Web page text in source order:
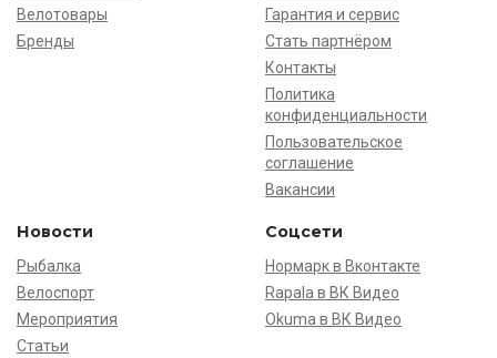
Велотовары
Бренды
Гарантия и сервис
Стать партнёром
Контакты
Политика
конфиденциальности
Пользовательское
соглашение
Вакансии
Новости
Рыбалка
Велоспорт
Мероприятия
Статьи
Соцсети
Нормарк в Вконтакте
Rapala в ВК Видео
Okuma в ВК Видео